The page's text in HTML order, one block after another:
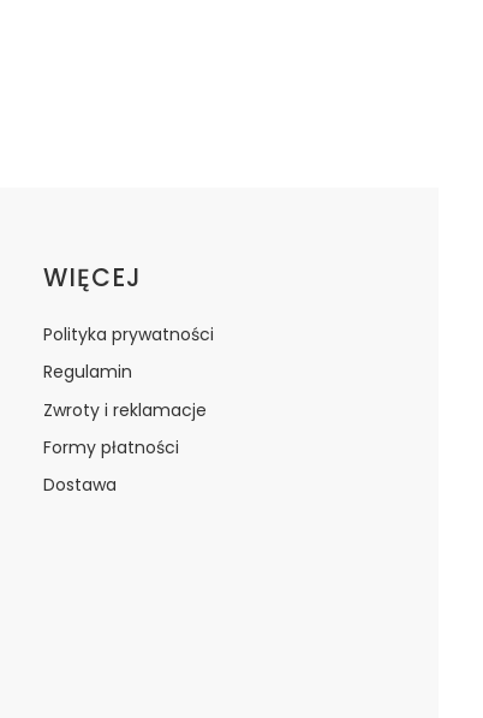
WIĘCEJ
Polityka prywatności
Regulamin
Zwroty i reklamacje
Formy płatności
Dostawa